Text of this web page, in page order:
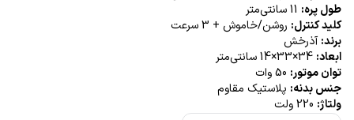
طول پره:
کلید کنترل: روشن/خاموش + 3 سرعت
برند:آذرخش
ابعاد:
توان موتور:
جنس بدنه: پلاستیک مقاوم
ولتاژ: